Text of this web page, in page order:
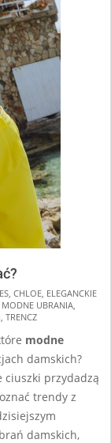
CHLOE ELEGANCKIE
MODNE UBRANIA
TRENCZ
modne
damskich?
ciuszki przydadzą
trendy z
damskich,